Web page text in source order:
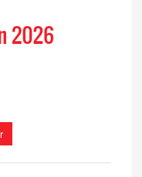
2026